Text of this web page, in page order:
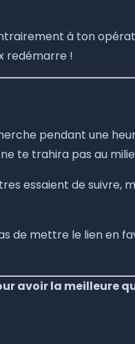
à ton
redémarre !
pendant une
te trahira pas au
essaient de suivre,
de mettre le lien en
avoir la meilleure